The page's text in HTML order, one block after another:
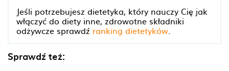
Jeśli potrzebujesz dietetyka, który nauczy Cię jak
włączyć do diety inne, zdrowotne składniki
odżywcze sprawdź ranking dietetyków
Sprawdź też: